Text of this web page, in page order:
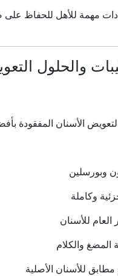
مهمة للأهل للحفاظ
والحلول
الأسنان المفقودة
وبورسلين
وكاملة
للأسنان
المضغ والكلام
للأسنان الأصلية